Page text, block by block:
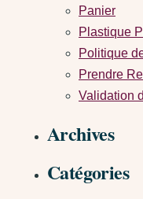
Panier
Plastique
Politique
Prendre
Validation
Archives
Catégories